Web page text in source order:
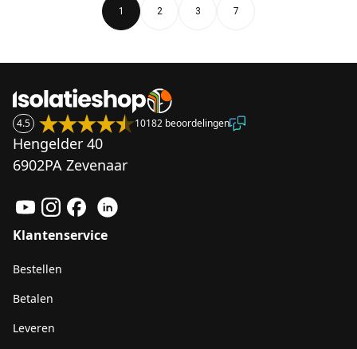
1 2 3 7
4.5 10182 beoordelingen
Hengelder 40
6902PA Zevenaar
Klantenservice
Bestellen
Betalen
Leveren